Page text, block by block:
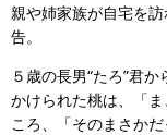
親や姉家族が自宅を
告。
５歳の長男“たろ”君
かけられた桃は、「
ころ、「そのまさか